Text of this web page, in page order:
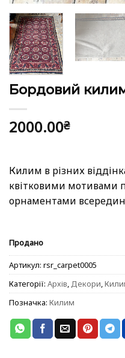
Бордовий
2000.00₴
Килим в різних
квітковими мотивами
орнаментами
Продано
Артикул: rsr_carpet0005
Категорії: Архів,Декори,
Позначка: Килим